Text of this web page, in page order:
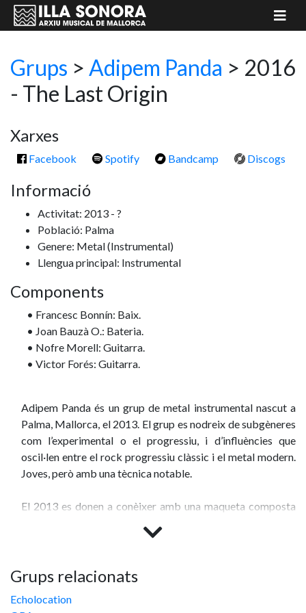
Grups > Adipem Panda > 2016
- The Last Origin
Xarxes
Facebook Spotify Bandcamp Discogs
Informació
Activitat: 2013 - ?
Població: Palma
Genere: Metal(Instrumental)
Llengua principal: Instrumental
Components
• Francesc Bonnín: Baix.
• Joan Bauzà O.: Bateria.
• Nofre Morell: Guitarra.
• Victor Forés: Guitarra.
Adipem Panda és un grup de metal instrumental nascut a
Palma, Mallorca, el 2013. El grup es nodreix de subgèneres
com l’experimental o el progressiu, i d’influències que
oscil·len entre el rock progressiu clàssic i el metal modern.
Joves, però amb una tècnica notable.
El 2013 es donen a conèixer amb una maqueta composta
els inicis del grup; i un tema en directe com a mostra del
sense baixista, ja tenien clar que volien transmetre tot tipus
de sentiments o sensacions mitjançant la música, a través
de l’experimentació i sense veu o lletra. A finals d’any, amb
Grups relacionats
Echolocation